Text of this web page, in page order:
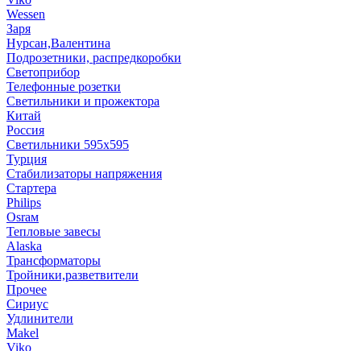
Wessen
Заря
Нурсан,Валентина
Подрозетники, распредкоробки
Светоприбор
Телефонные розетки
Светильники и прожектора
Китай
Россия
Светильники 595х595
Турция
Стабилизаторы напряжения
Стартера
Philips
Оsrам
Тепловые завесы
Alaska
Трансформаторы
Тройники,разветвители
Прочее
Сириус
Удлинители
Makel
Viko